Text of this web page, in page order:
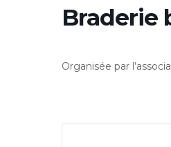
Braderie
Organisée par